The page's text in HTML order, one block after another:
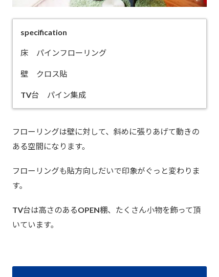
specification
床 パインフローリング
壁 クロス貼
TV台 パイン集成
フローリングは壁に対して、斜めに張りあげて動きの
ある空間になります。
フローリングも貼方向しだいで印象がぐっと変わりま
す。
TV台は高さのあるOPEN棚、たくさん小物を飾って頂
いています。